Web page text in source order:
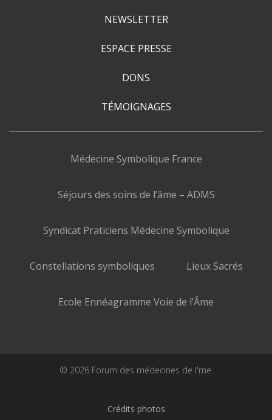
NEWSLETTER
ESPACE PRESSE
DONS
TÉMOIGNAGES
Médecine Symbolique France
Séjours des soins de l’âme – ADMS
Syndicat Praticiens Médecine Symbolique
Constellations symboliques Lieux Sacrés
Ecole Ennéagramme Voie de l’Âme
© 2026 Forum des médecines de l'me.
Crédits photos